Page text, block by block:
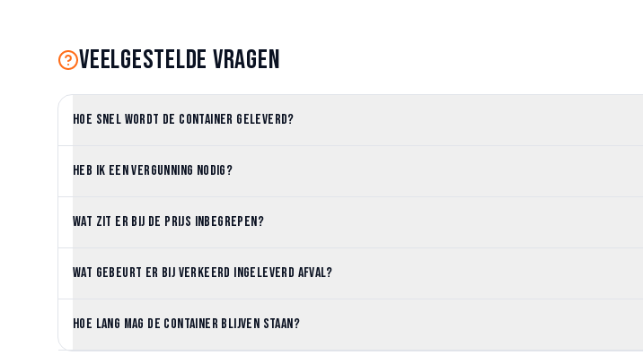
Veelgestelde vragen
Hoe snel wordt de container geleverd?
Heb ik een vergunning nodig?
Wat zit er bij de prijs inbegrepen?
Wat gebeurt er bij verkeerd ingeleverd afval?
Hoe lang mag de container blijven staan?